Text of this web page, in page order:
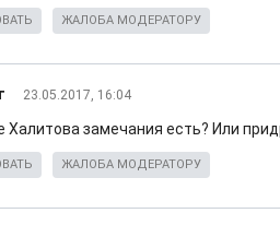
ЖАЛОБА МОДЕРАТОРУ
23.05.2017, 16:04
Халитова замечания есть? Или
ЖАЛОБА МОДЕРАТОРУ